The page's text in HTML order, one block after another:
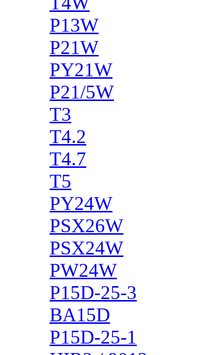
P13W
P21W
PY21W
P21/5W
T3
T4.2
T4.7
T5
PY24W
PSX26W
PSX24W
PW24W
P15D-25-3
BA15D
P15D-25-1